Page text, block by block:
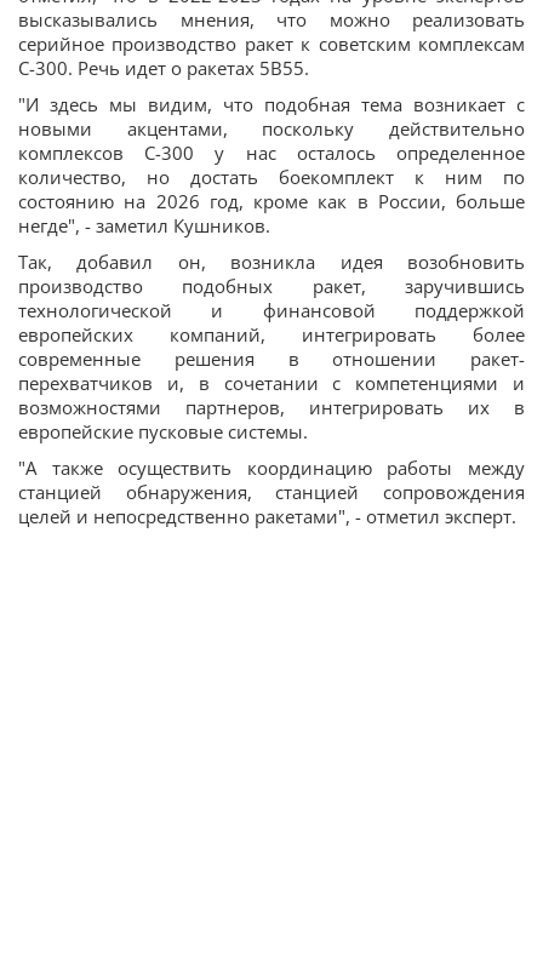
высказывались мнения, что можно реализовать
серийное производство ракет к советским комплексам
С-300. Речь идет о ракетах 5В55.
"И здесь мы видим, что подобная тема возникает с
новыми акцентами, поскольку действительно
комплексов С-300 у нас осталось определенное
количество, но достать боекомплект к ним по
состоянию на 2026 год, кроме как в России, больше
негде", - заметил Кушников.
Так, добавил он, возникла идея возобновить
производство подобных ракет, заручившись
технологической и финансовой поддержкой
европейских компаний, интегрировать более
современные решения в отношении ракет-
перехватчиков и, в сочетании с компетенциями и
возможностями партнеров, интегрировать их в
европейские пусковые системы.
"А также осуществить координацию работы между
станцией обнаружения, станцией сопровождения
целей и непосредственно ракетами", - отметил эксперт.